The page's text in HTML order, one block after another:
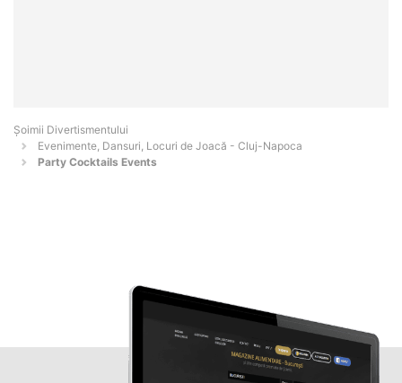
Şoimii Divertismentului
Evenimente, Dansuri, Locuri de Joacă - Cluj-Napoca
Party Cocktails Events